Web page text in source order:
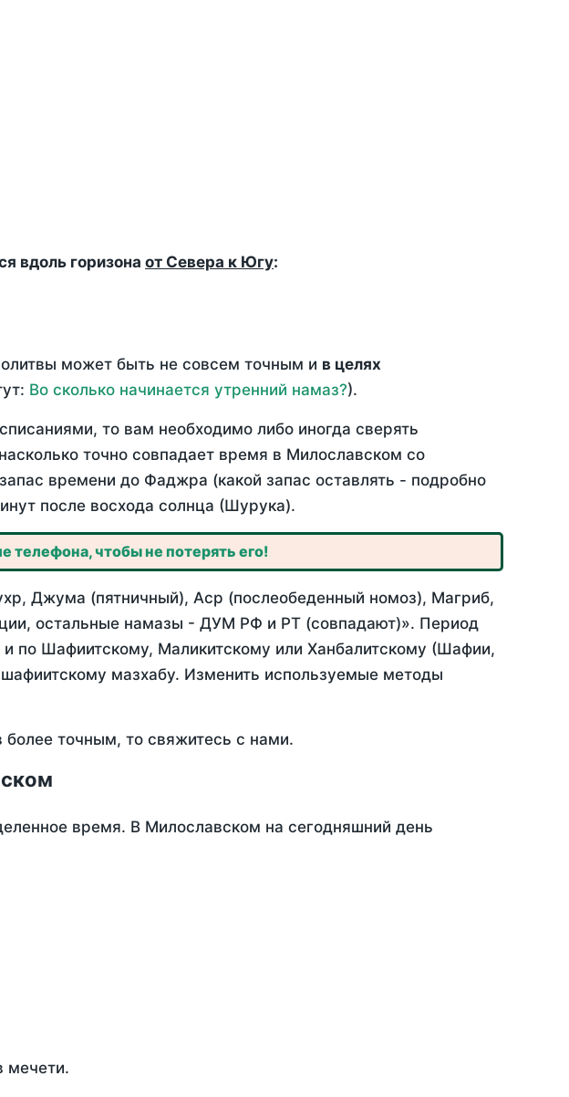
вдоль горизона от Севера к Югу:
может быть не совсем точным и в целях
Во сколько начинается утренний намаз?).
то вам необходимо либо иногда сверять
точно совпадает время в Милославском со
времени до Фаджра (какой запас оставлять - подробно
после восхода солнца (Шурука).
телефона, чтобы не потерять его!
Джума (пятничный), Аср (послеобеденный номоз), Магриб,
остальные намазы - ДУМ РФ и РТ (совпадают)». Период
по Шафиитскому, Маликитскому или Ханбалитскому (Шафии,
мазхабу. Изменить используемые методы
более точным, то свяжитесь с нами.
время. В Милославском на сегодняшний день
мечети.